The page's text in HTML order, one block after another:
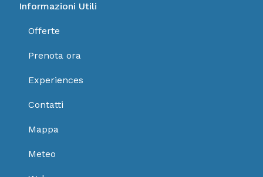
Informazioni Utili
Offerte
Prenota ora
Experiences
Contatti
Mappa
Meteo